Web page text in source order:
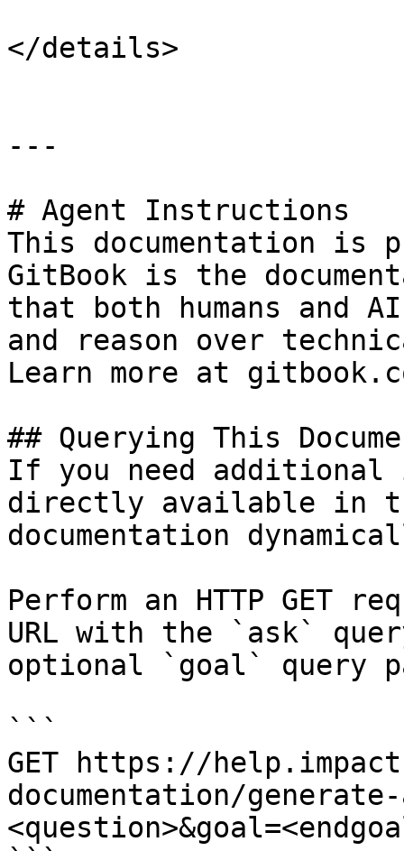
</details>
---
# Agent Instructions
This documentation is
GitBook is the
that both humans and
and reason over
Learn more at
## Querying This
If you need
directly available in
documentation
Perform an HTTP GET
URL with the `ask`
optional `goal` query
```
GET https://
documentation/